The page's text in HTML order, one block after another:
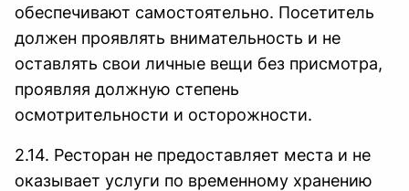
обеспечивают самостоятельно. Посетитель
должен проявлять внимательность и не
оставлять свои личные вещи без присмотра,
проявляя должную степень
осмотрительности и осторожности.
2.14. Ресторан не предоставляет места и не
оказывает услуги по временному хранению